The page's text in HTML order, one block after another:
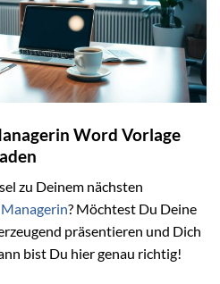
Word Vorlage
zu Deinem nächsten
? Möchtest Du Deine
präsentieren und Dich
bist Du hier genau richtig!